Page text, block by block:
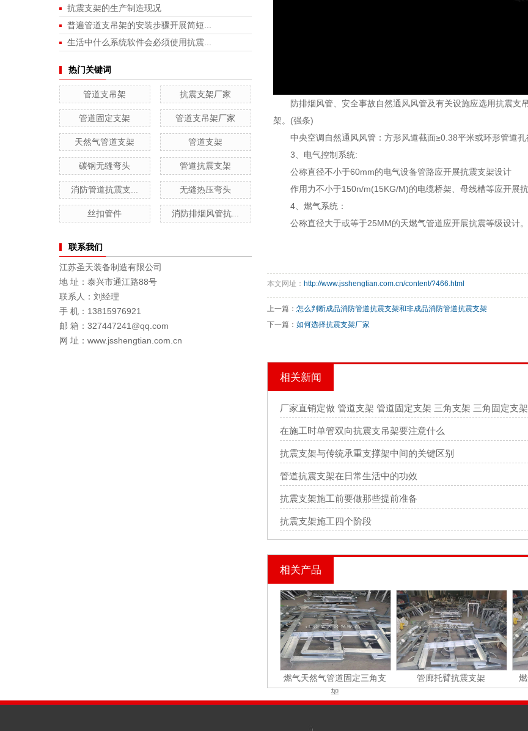
抗震支架的生产制造现况
普遍管道支吊架的安装步骤开展简短...
生活中什么系统软件会必须使用抗震...
热门关键词
管道支吊架 抗震支架厂家
管道固定支架 管道支吊架厂家
天然气管道支架 管道支架
碳钢无缝弯头 管道抗震支架
消防管道抗震支... 无缝热压弯头
丝扣管件 消防排烟风管抗...
联系我们
江苏圣天装备制造有限公司
地 址：泰兴市通江路88号
联系人：刘经理
手 机：13815976921
邮 箱：327447241@qq.com
网 址：www.jsshengtian.com.cn
防排烟风管、安全事故自然通风风管及有关设施应选用抗震
架。(强条)
中央空调自然通风风管：方形风道截面≥0.38平米或环形管道孔
3、电气控制系统:
公称直径不小于60mm的电气设备管路应开展抗震支架设计
作用力不小于150n/m(15KG/M)的电缆桥架、母线槽等应开展抗
4、燃气系统：
公称直径大于或等于25MM的天燃气管道应开展抗震等级设计。
本文网址： http://www.jsshengtian.com.cn/content/?466.html
上一篇： 怎么判断成品消防管道抗震支架和非成品消防管道抗震支架
下一篇： 如何选择抗震支架厂家
相关新闻
厂家直销定做 管道支架 管道固定支架 三角支架 三角固定支架
在施工时单管双向抗震支吊架要注意什么
抗震支架与传统承重支撑架中间的关键区别
管道抗震支架在日常生活中的功效
抗震支架施工前要做那些提前准备
抗震支架施工四个阶段
相关产品
燃气天然气管道固定三角支
架
管廊托臂抗震支架